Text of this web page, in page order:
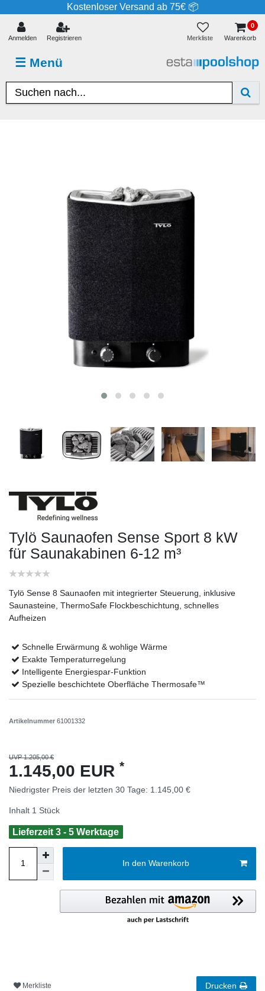
Kostenloser Versand ab 75€ 📦
☰ Menü
Anmelden Registrieren Merkliste
0
Warenkorb
Tylö Saunaofen Sense Sport 8 kW
für Saunakabinen 6-12 m³
Tylö Sense 8 Saunaofen mit integrierter Steuerung, inklusive
Saunasteine, ThermoSafe Flockbeschichtung, schnelles
Aufheizen
Schnelle Erwärmung & wohlige Wärme
Exakte Temperaturregelung
Intelligente Energiespar-Funktion
Spezielle beschichtete Oberfläche Thermosafe™
Artikelnummer 61001332
UVP 1.205,00 €
1.145,00 EUR *
Niedrigster Preis der letzten 30 Tage: 1.145,00 €
Inhalt 1 Stück
Lieferzeit 3 - 5 Werktage
In den Warenkorb
Merkliste Drucken